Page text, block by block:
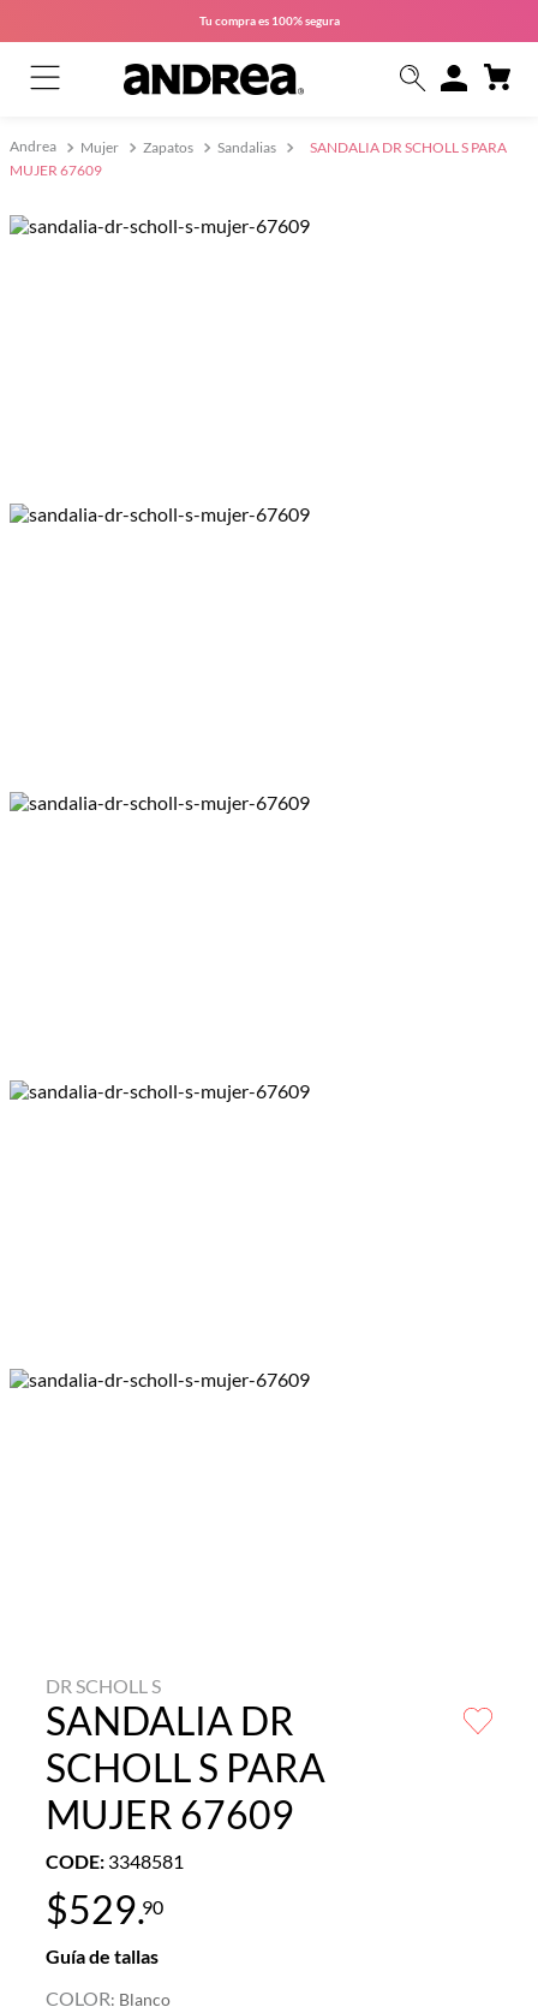
Tu compra es 100% segura
Mujer Zapatos Sandalias
SANDALIA DR SCHOLL S PARA
MUJER 67609
DR SCHOLL S
SANDALIA DR
SCHOLL S PARA
MUJER 67609
CODE: 3348581
$529.90
Guía de tallas
COLOR: Blanco